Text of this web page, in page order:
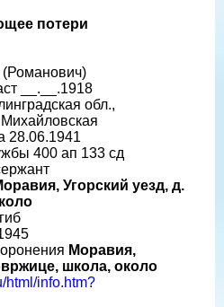
потери
__.__.1918
обл.,
28.06.1941
400 ап 133 сд
Угорский уезд, д.
Моравия,
школа, около
html/info.htm?